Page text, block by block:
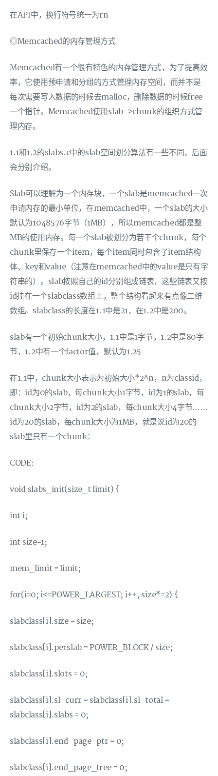
在API中，换行符号统一为rn
◎Memcached的内存管理方式
Memcached有一个很有特色的内存管理方式，为了提高效
率，它使用预申请和分组的方式管理内存空间，而并不是
每次需要写入数据的时候去malloc，删除数据的时候free
一个指针。Memcached使用slab->chunk的组织方式管
理内存。
1.1和1.2的slabs.c中的slab空间划分算法有一些不同，后面
会分别介绍。
Slab可以理解为一个内存块，一个slab是memcached一次
申请内存的最小单位，在memcached中，一个slab的大小
默认为1048576字节（1MB），所以memcached都是整
MB的使用内存。每一个slab被划分为若干个chunk，每个
chunk里保存一个item，每个item同时包含了item结构
体、key和value（注意在memcached中的value是只有字
符串的）。slab按照自己的id分别组成链表，这些链表又按
id挂在一个slabclass数组上，整个结构看起来有点像二维
数组。slabclass的长度在1.1中是21，在1.2中是200。
slab有一个初始chunk大小，1.1中是1字节，1.2中是80字
节，1.2中有一个factor值，默认为1.25
在1.1中，chunk大小表示为初始大小*2^n，n为classid，
即：id为0的slab，每chunk大小1字节，id为1的slab，每
chunk大小2字节，id为2的slab，每chunk大小4字节……
id为20的slab，每chunk大小为1MB，就是说id为20的
slab里只有一个chunk：
CODE:
void slabs_init(size_t limit) {
int i;
int size=1;
mem_limit = limit;
for(i=0; i<=POWER_LARGEST; i++, size*=2) {
slabclass[i].size = size;
slabclass[i].perslab = POWER_BLOCK / size;
slabclass[i].slots = 0;
slabclass[i].sl_curr = slabclass[i].sl_total =
slabclass[i].slabs = 0;
slabclass[i].end_page_ptr = 0;
slabclass[i].end_page_free = 0;